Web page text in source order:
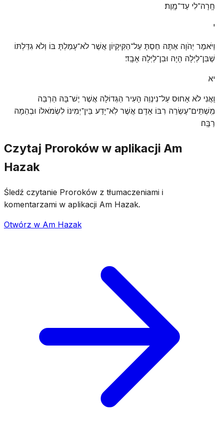
חָֽרָה־לִי עַד־מָֽוֶת׃
י
וַיֹּאמֶר יְהֹוָה אַתָּה חַסְתָּ עַל־הַקִּיקָיוֹן אֲשֶׁר לֹא־עָמַלְתָּ בּוֹ וְלֹא גִדַּלְתּוֹ
שֶׁבִּן־לַיְלָה הָיָה וּבִן־לַיְלָה אָבָֽד׃
יא
וַֽאֲנִי לֹא אָחוּס עַל־נִינְוֵה הָעִיר הַגְּדוֹלָה אֲשֶׁר יֶשׁ־בָּהּ הַרְבֵּה
מִֽשְׁתֵּים־עֶשְׂרֵה רִבּוֹ אָדָם אֲשֶׁר לֹֽא־יָדַע בֵּין־יְמִינוֹ לִשְׂמֹאלוֹ וּבְהֵמָה
רַבָּֽה׃
Czytaj Proroków w aplikacji Am
Hazak
Śledź czytanie Proroków z tłumaczeniami i
komentarzami w aplikacji Am Hazak.
Otwórz w Am Hazak